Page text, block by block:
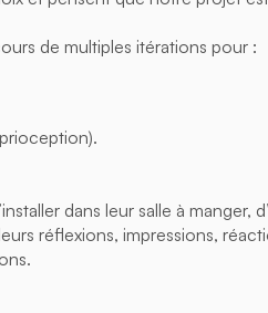
de multiples itérations pour :
dans leur salle à manger,
réflexions, impressions,